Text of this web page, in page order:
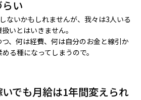
い
ないかもしれませんが、我々は3人いる
いとはいきません。
、何は経費、何は自分のお金と線引か
る種になってしまうので。
でも月給は1年間変えられ